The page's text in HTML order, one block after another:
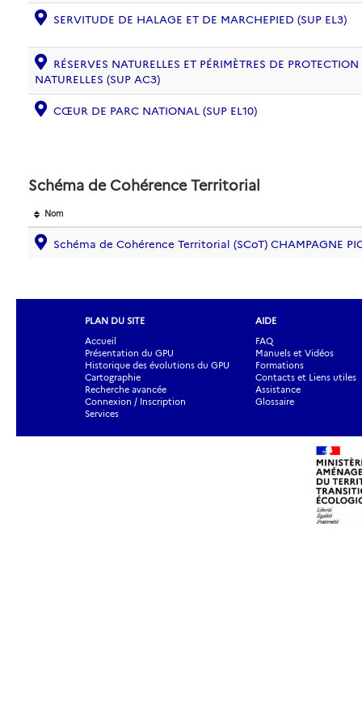
SERVITUDE DE HALAGE ET DE MARCHEPIED (SUP EL3)
RÉSERVES NATURELLES ET PÉRIMÈTRES DE
NATURELLES (SUP AC3)
CŒUR DE PARC NATIONAL (SUP EL10)
Schéma de Cohérence Territorial
Nom
Schéma de Cohérence Territorial (SCoT) CHAMPAGNE
PLAN DU SITE
Accueil
Présentation du GPU
Historique des évolutions du GPU
Cartographie
Recherche avancée
Connexion / Inscription
Services
AIDE
FAQ
Manuels et Vidéos
Formations
Contacts et Liens utiles
Assistance
Glossaire